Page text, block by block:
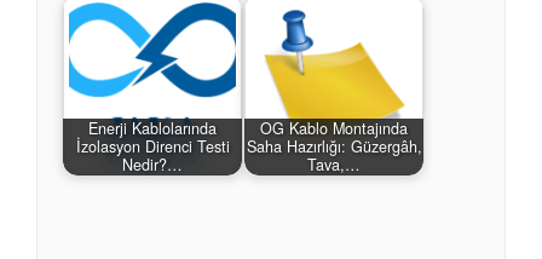
Enerji Kablolarında
İzolasyon Direnci Testi
Nedir?…
OG Kablo Montajında
Saha Hazırlığı: Güzergâh,
Tava,…